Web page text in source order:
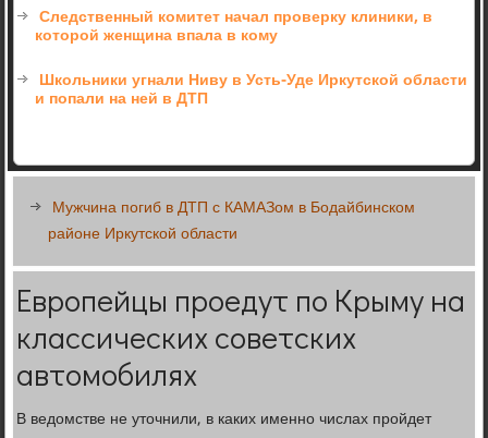
Следственный комитет начал проверку клиники, в
которой женщина впала в кому
Школьники угнали Ниву в Усть-Уде Иркутской области
и попали на ней в ДТП
Мужчина погиб в ДТП с КАМАЗом в Бодайбинском
районе Иркутской области
Европейцы проедут по Крыму на
классических советских
автомобилях
В ведомстве не уточнили, в каких именно числах пройдет